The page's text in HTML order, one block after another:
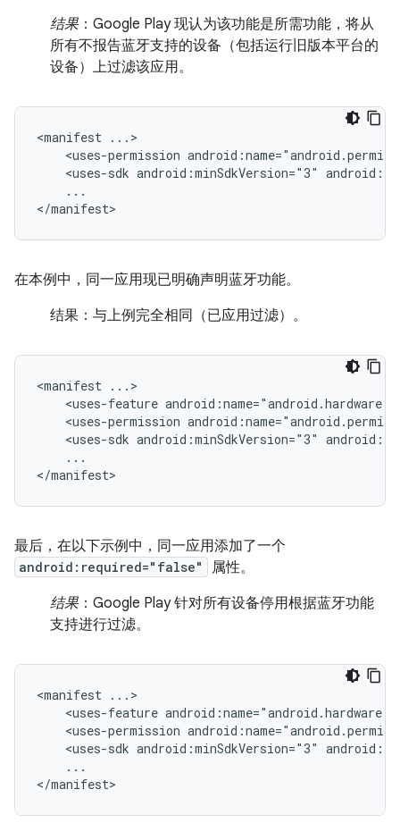
结果：Google Play 现认为该功能是所需功能，将从
所有不报告蓝牙支持的设备（包括运行旧版本平台的
设备）上过滤该应用。
<manifest
<uses-permission
<uses-sdk android:minSdkVersion="3"
...
</manifest>
在本例中，同一应用现已明确声明蓝牙功能。
结果：与上例完全相同（已应用过滤）。
<manifest
<uses-feature
<uses-permission
<uses-sdk android:minSdkVersion="3"
...
</manifest>
最后，在以下示例中，同一应用添加了一个
android:required="false"
属性。
结果：Google Play 针对所有设备停用根据蓝牙功能
支持进行过滤。
<manifest
<uses-feature
<uses-permission
<uses-sdk android:minSdkVersion="3"
...
</manifest>